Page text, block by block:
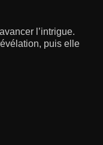
l’intrigue.
puis elle